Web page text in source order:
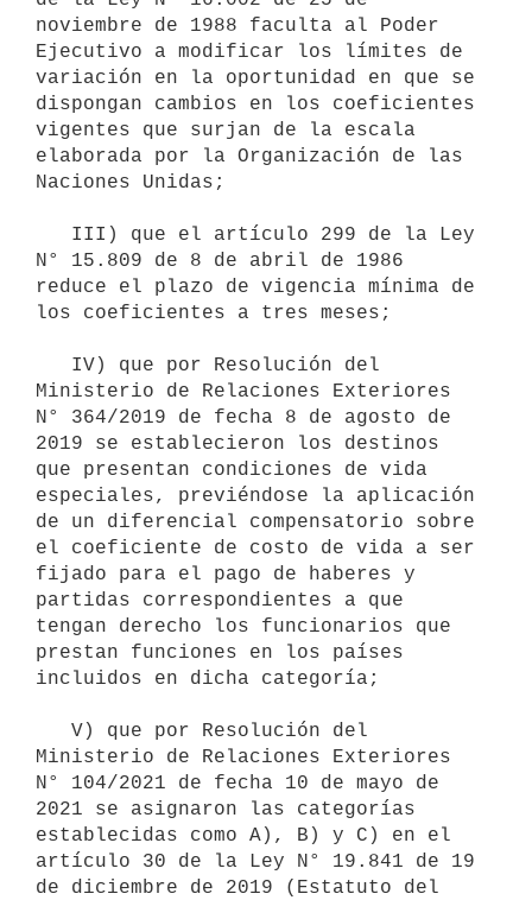
noviembre de 1988 faculta al Poder
Ejecutivo a modificar los límites de
variación en la oportunidad en que se
dispongan cambios en los coeficientes
vigentes que surjan de la escala
elaborada por la Organización de las
Naciones Unidas;
N° 15.809 de 8 de abril de 1986
reduce el plazo de vigencia mínima de
los coeficientes a tres meses;
Ministerio de Relaciones Exteriores
N° 364/2019 de fecha 8 de agosto de
2019 se establecieron los destinos
que presentan condiciones de vida
especiales, previéndose la aplicación
de un diferencial compensatorio sobre
el coeficiente de costo de vida a ser
fijado para el pago de haberes y
partidas correspondientes a que
tengan derecho los funcionarios que
prestan funciones en los países
incluidos en dicha categoría;
Ministerio de Relaciones Exteriores
N° 104/2021 de fecha 10 de mayo de
2021 se asignaron las categorías
establecidas como A), B) y C) en el
artículo 30 de la Ley N° 19.841 de 19
de diciembre de 2019 (Estatuto del